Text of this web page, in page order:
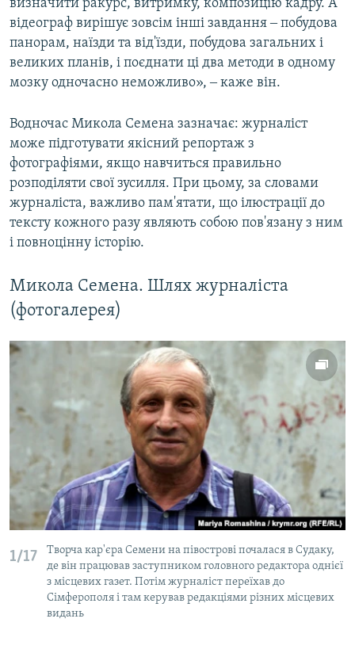
визначити ракурс, витримку, композицію кадру. А
відеограф вирішує зовсім інші завдання ‒ побудова
панорам, наїзди та від'їзди, побудова загальних і
великих планів, і поєднати ці два методи в одному
мозку одночасно неможливо», ‒ каже він.
Водночас Микола Семена зазначає: журналіст
може підготувати якісний репортаж з
фотографіями, якщо навчиться правильно
розподіляти свої зусилля. При цьому, за словами
журналіста, важливо пам'ятати, що ілюстрації до
тексту кожного разу являють собою пов'язану з ним
і повноцінну історію.
Микола Семена. Шлях журналіста
(фотогалерея)
1/17
Творча кар'єра Семени на півострові почалася в Судаку,
де він працював заступником головного редактора однієї
з місцевих газет. Потім журналіст переїхав до
Сімферополя і там керував редакціями різних місцевих
видань